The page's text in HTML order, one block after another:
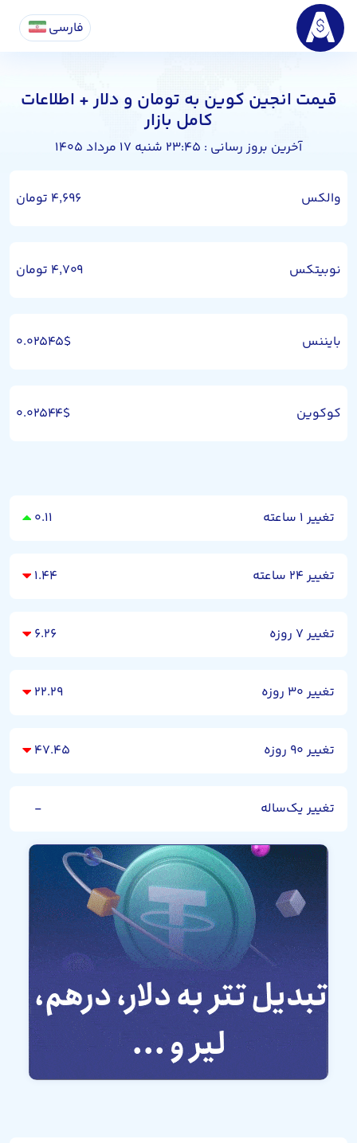
فارسی
قیمت انجین کوین به تومان و دلار + اطلاعات
کامل بازار
آخرین بروز رسانی : ۲۳:۴۵ شنبه ۱۷ مرداد ۱۴۰۵
والکس ۴,۶۹۶ تومان
نوبیتکس ۴,۷۰۹ تومان
بایننس ۰.۰۲۵۴۵$
کوکوین ۰.۰۲۵۴۴$
تغییر ۱ ساعته ۰.۱۱
تغییر ۲۴ ساعته ۱.۴۴
تغییر ۷ روزه ۶.۲۶
تغییر ۳۰ روزه ۲۲.۲۹
تغییر ۹۰ روزه ۴۷.۴۵
تغییر یک‌ساله -